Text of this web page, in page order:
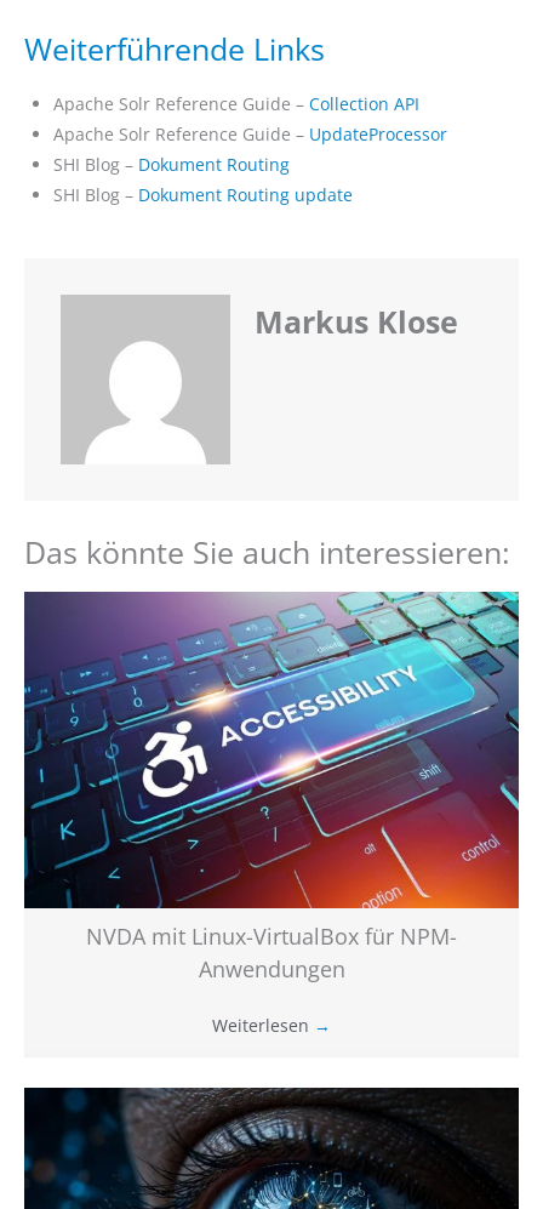
Weiterführende Links
Apache Solr Reference Guide – Collection API
Apache Solr Reference Guide – UpdateProcessor
SHI Blog – Dokument Routing
SHI Blog – Dokument Routing update
Markus Klose
Das könnte Sie auch interessieren:
NVDA mit Linux-VirtualBox für NPM-
Anwendungen
Weiterlesen →